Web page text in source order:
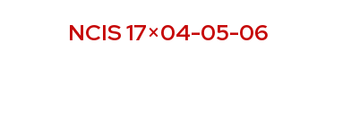
NCIS 17×04-05-06